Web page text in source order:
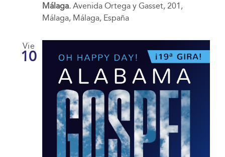
Málaga. Avenida Ortega y Gasset, 201,
Málaga, Málaga, España
Vie
10